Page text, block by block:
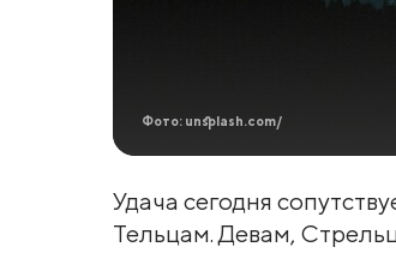
Фото: unsplash.com/
Удача сегодня
Тельцам. Девам,